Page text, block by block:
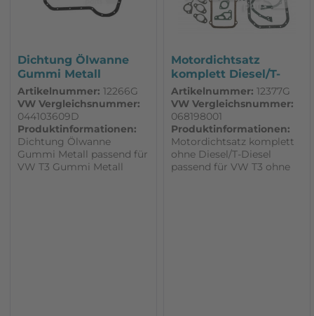
Dichtung Ölwanne
Gummi Metall
passend für VW T3
Artikelnummer: 12266G
VW Vergleichsnummer:
044103609D
Produktinformationen:
Dichtung Ölwanne
Gummi Metall passend für
VW T3 Gummi Metall
Motordichtsatz
komplett Diesel/T-
Diesel passend...
Artikelnummer: 12377G
VW Vergleichsnummer:
068198001
Produktinformationen:
Motordichtsatz komplett
ohne Diesel/T-Diesel
passend für VW T3 ohne